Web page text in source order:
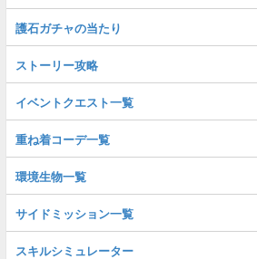
護石ガチャの当たり
ストーリー攻略
イベントクエスト一覧
重ね着コーデ一覧
環境生物一覧
サイドミッション一覧
スキルシミュレーター